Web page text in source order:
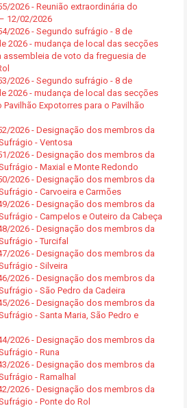
2026 - Reunião extraordinária do
12/02/2026
2026 - Segundo sufrágio - 8 de
2026 - mudança de local das secções
assembleia de voto da freguesia de
2026 - Segundo sufrágio - 8 de
2026 - mudança de local das secções
Expotorres para o Pavilhão
2026 - Designação dos membros da
- Ventosa
2026 - Designação dos membros da
- Maxial e Monte Redondo
2026 - Designação dos membros da
- Carvoeira e Carmões
2026 - Designação dos membros da
- Campelos e Outeiro da Cabeça
2026 - Designação dos membros da
- Turcifal
2026 - Designação dos membros da
- Silveira
2026 - Designação dos membros da
- São Pedro da Cadeira
2026 - Designação dos membros da
- Santa Maria, São Pedro e
2026 - Designação dos membros da
- Runa
2026 - Designação dos membros da
- Ramalhal
2026 - Designação dos membros da
- Ponte do Rol